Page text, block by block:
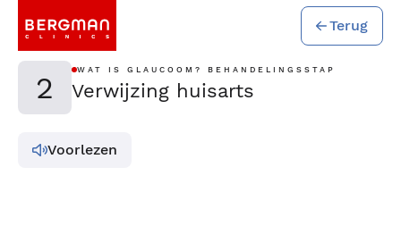
Terug
2 WAT IS GLAUCOOM? BEHANDELINGSSTAP
Verwijzing huisarts
Voorlezen